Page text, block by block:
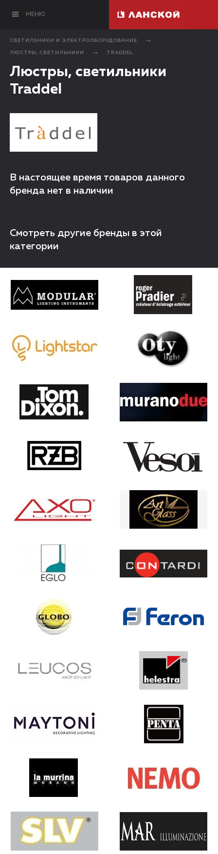
МЕНЮ
СВЕТИЛЬНИКИ И ЭЛЕКТРООБОРУДОВАНИЕ
ЛЮСТРЫ, СВЕТИЛЬНИКИ TRADDEL
Люстры, светильники
Traddel
В настоящее время товаров данного
бренда нет в наличии
Смотреть другие бренды в этой
категории